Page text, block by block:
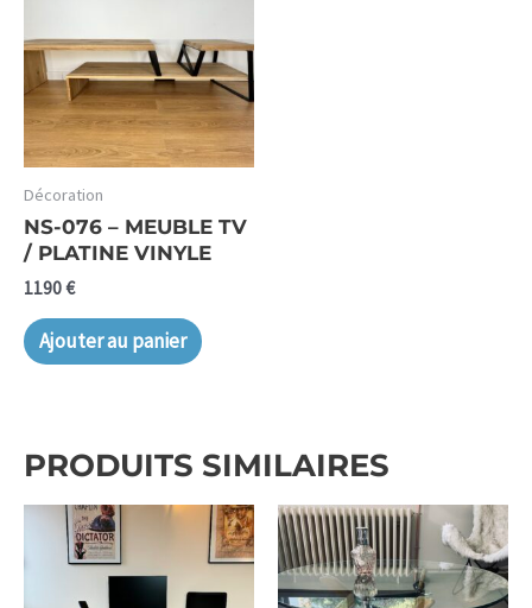
Décoration
NS-076 – MEUBLE TV
/ PLATINE VINYLE
1190€
Ajouter au panier
PRODUITS SIMILAIRES